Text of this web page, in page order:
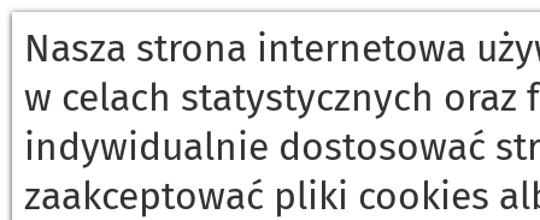
Nasza strona internetowa
w celach statystycznych
indywidualnie dostosować
zaakceptować pliki cookies